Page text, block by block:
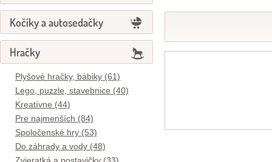
Kočíky a autosedačky
Hračky
Plyšové hračky, bábiky (61)
Lego, puzzle, stavebnice (40)
Kreatívne (44)
Pre najmenších (84)
Spoločenské hry (53)
Do záhrady a vody (48)